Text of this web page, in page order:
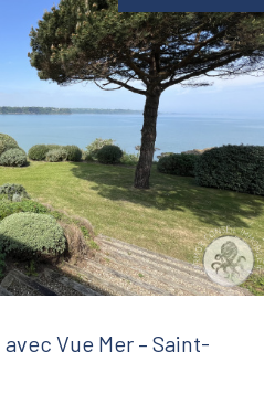
Vue Mer – Saint-